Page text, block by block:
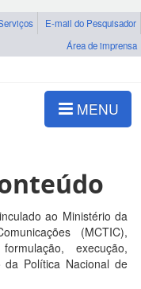
E-mail do Pesquisador
Área de imprensa
MENU
ao Ministério da
(MCTIC),
execução,
da Política Nacional de